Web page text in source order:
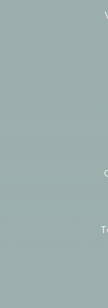
pourrez à
chèques de
être utilisés.
nous vous
www.xe.com
que
chauffeurs, les